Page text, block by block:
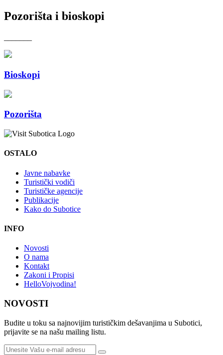
Pozorišta i bioskopi
Bioskopi
Pozorišta
OSTALO
Javne nabavke
Turistički vodiči
Turističke agencije
Publikacije
Kako do Subotice
INFO
Novosti
O nama
Kontakt
Zakoni i Propisi
HelloVojvodina!
NOVOSTI
Budite u toku sa najnovijim turističkim dešavanjima u Subotici,
prijavite se na našu mailing listu.